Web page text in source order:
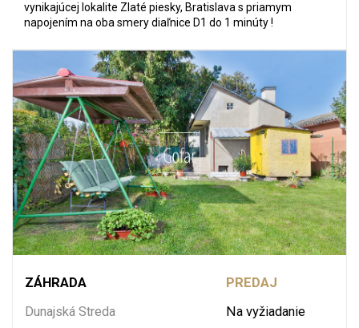
vynikajúcej lokalite Zlaté piesky, Bratislava s priamym
napojením na oba smery diaľnice D1 do 1 minúty !
ZÁHRADA
Dunajská Streda
PREDAJ
Na vyžiadanie